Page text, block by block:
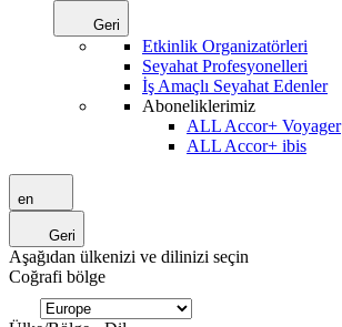
Geri
Etkinlik Organizatörleri
Seyahat Profesyonelleri
İş Amaçlı Seyahat Edenler
Aboneliklerimiz
ALL Accor+ Voyager
ALL Accor+ ibis
en
Geri
Aşağıdan ülkenizi ve dilinizi seçin
Coğrafi bölge